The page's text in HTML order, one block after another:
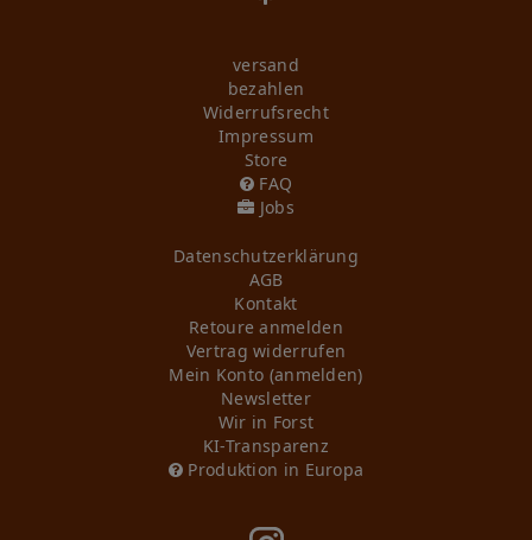
versand
bezahlen
Widerrufs­recht
Impressum
Store
FAQ
Jobs
Daten­schutz­erklärung
AGB
Kontakt
Retoure anmelden
Vertrag widerrufen
Mein Konto (anmelden)
Newsletter
Wir in Forst
KI-Transparenz
Produktion in Europa